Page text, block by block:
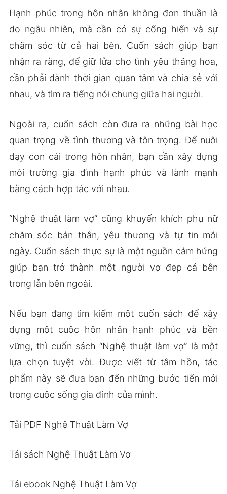
Hạnh phúc trong hôn nhân không đơn thuần là
do ngẫu nhiên, mà cần có sự cống hiến và sự
chăm sóc từ cả hai bên. Cuốn sách giúp bạn
nhận ra rằng, để giữ lửa cho tình yêu thăng hoa,
cần phải dành thời gian quan tâm và chia sẻ với
nhau, và tìm ra tiếng nói chung giữa hai người.
Ngoài ra, cuốn sách còn đưa ra những bài học
quan trọng về tình thương và tôn trọng. Để nuôi
dạy con cái trong hôn nhân, bạn cần xây dựng
môi trường gia đình hạnh phúc và lành mạnh
bằng cách hợp tác với nhau.
“Nghệ thuật làm vợ” cũng khuyến khích phụ nữ
chăm sóc bản thân, yêu thương và tự tin mỗi
ngày. Cuốn sách thực sự là một nguồn cảm hứng
giúp bạn trở thành một người vợ đẹp cả bên
trong lẫn bên ngoài.
Nếu bạn đang tìm kiếm một cuốn sách để xây
dựng một cuộc hôn nhân hạnh phúc và bền
vững, thì cuốn sách “Nghệ thuật làm vợ” là một
lựa chọn tuyệt vời. Được viết từ tâm hồn, tác
phẩm này sẽ đưa bạn đến những bước tiến mới
trong cuộc sống gia đình của mình.
Tải PDF Nghệ Thuật Làm Vợ
Tải sách Nghệ Thuật Làm Vợ
Tải ebook Nghệ Thuật Làm Vợ